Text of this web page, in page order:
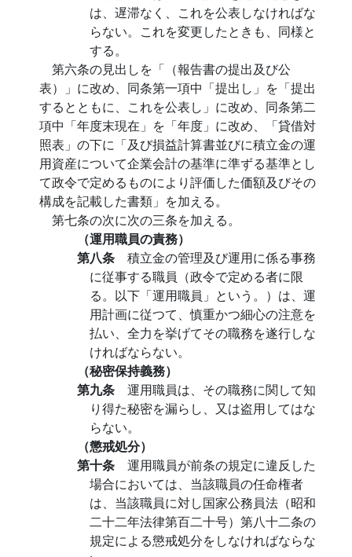
は、遅滞なく、これを公表しなければな
らない。これを変更したときも、同様と
する。
第六条の見出しを「（報告書の提出及び公
表）」に改め、同条第一項中「提出し」を「提出
するとともに、これを公表し」に改め、同条第二
項中「年度末現在」を「年度」に改め、「貸借対
照表」の下に「及び損益計算書並びに積立金の運
用資産について企業会計の基準に準ずる基準とし
て政令で定めるものにより評価した価額及びその
構成を記載した書類」を加える。
第七条の次に次の三条を加える。
（運用職員の責務）
第八条 積立金の管理及び運用に係る事務
に従事する職員（政令で定める者に限
る。以下「運用職員」という。）は、運
用計画に従つて、慎重かつ細心の注意を
払い、全力を挙げてその職務を遂行しな
ければならない。
（秘密保持義務）
第九条 運用職員は、その職務に関して知
り得た秘密を漏らし、又は盗用してはな
らない。
（懲戒処分）
第十条 運用職員が前条の規定に違反した
場合においては、当該職員の任命権者
は、当該職員に対し国家公務員法（昭和
二十二年法律第百二十号）第八十二条の
規定による懲戒処分をしなければならな